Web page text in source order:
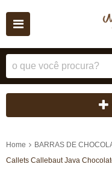
Home BARRAS DE
Callets Callebaut Java